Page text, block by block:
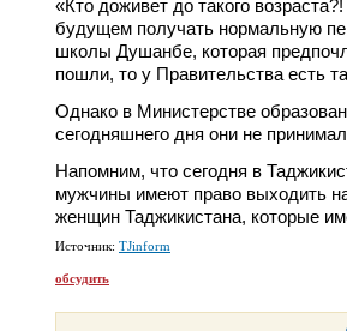
«Кто доживет до такого
будущем получать нормальную
школы Душанбе, которая
пошли, то у Правительства есть
Однако в Министерстве
сегодняшнего дня они не
Напомним, что сегодня в
мужчины имеют право выходить
женщин Таджикистана, которые
Источник: TJinform
обсудить